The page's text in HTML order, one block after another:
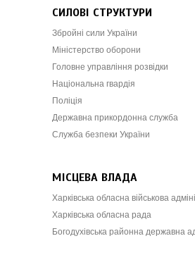
СИЛОВІ СТРУКТУРИ
Збройні сили України
Міністерство оборони
Головне управління розвідки
Національна гвардія
Поліція
Державна прикордонна служба
Служба безпеки України
МІСЦЕВА ВЛАДА
Харківська обласна військова
Харківська обласна рада
Богодухівська районна державна